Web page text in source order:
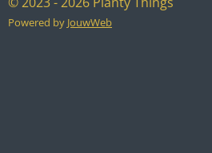
Powered by JouwWeb